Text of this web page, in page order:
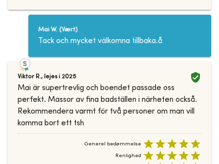
Mai W.(Vært)
Tack och mycket välkomna tillbaka.å
Viktor R., lejes i 2025
Mai är supertrevlig och boendet passade oss
perfekt. Massor av fina badställen i närheten också.
Rekommendera varmt för två personer om man vill
komma bort ett tsh
Generel bedømmelse
Renlighed